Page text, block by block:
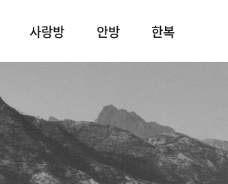
사랑방 안방 한복